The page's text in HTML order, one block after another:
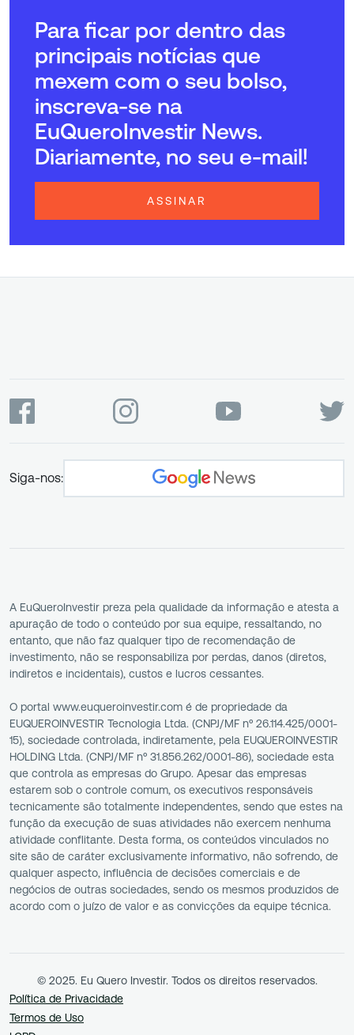
Para ficar por dentro das
principais notícias que
mexem com o seu bolso,
inscreva-se na
EuQueroInvestir News.
Diariamente, no seu e-mail!
ASSINAR
Siga-nos:
A EuQueroInvestir preza pela qualidade da informação e atesta a
apuração de todo o conteúdo por sua equipe, ressaltando, no
entanto, que não faz qualquer tipo de recomendação de
investimento, não se responsabiliza por perdas, danos (diretos,
indiretos e incidentais), custos e lucros cessantes.
O portal www.euqueroinvestir.com é de propriedade da
EUQUEROINVESTIR Tecnologia Ltda. (CNPJ/MF nº 26.114.425/0001-
15), sociedade controlada, indiretamente, pela EUQUEROINVESTIR
HOLDING Ltda. (CNPJ/MF nº 31.856.262/0001-86), sociedade esta
que controla as empresas do Grupo. Apesar das empresas
estarem sob o controle comum, os executivos responsáveis
tecnicamente são totalmente independentes, sendo que estes na
função da execução de suas atividades não exercem nenhuma
atividade conflitante. Desta forma, os conteúdos vinculados no
site são de caráter exclusivamente informativo, não sofrendo, de
qualquer aspecto, influência de decisões comerciais e de
negócios de outras sociedades, sendo os mesmos produzidos de
acordo com o juízo de valor e as convicções da equipe técnica.
© 2025. Eu Quero Investir. Todos os direitos reservados.
Política de Privacidade
Termos de Uso